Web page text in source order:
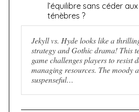
l’équilibre sans céder aux
ténèbres ?
Jekyll vs. Hyde looks like a
strategy and Gothic drama! This
game challenges players to resist
managing resources. The moody
suspenseful…